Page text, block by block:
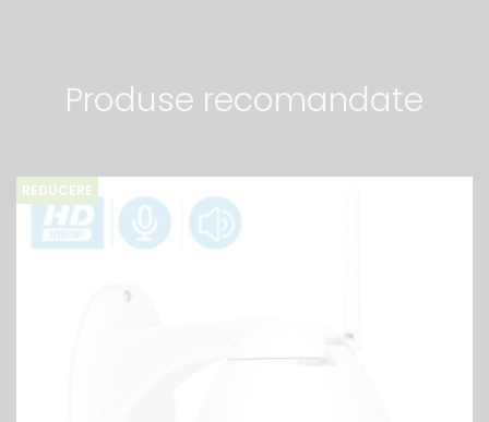
Produse recomandate
REDUCERE